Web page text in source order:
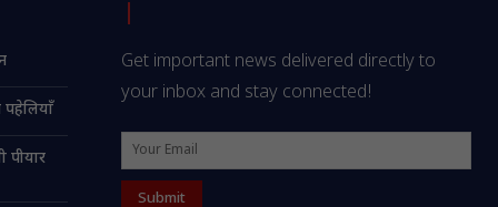
पीयार
Get important news delivered directly to
your inbox and stay connected!